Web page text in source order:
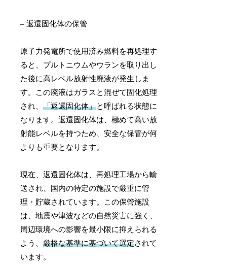
– 返還固化体の保管
原子力発電所で使用済み燃料を再処理す
ると、プルトニウムやウランを取り出し
た後に高レベル放射性廃液が発生しま
す。この廃液はガラスと混ぜて固化処理
され、「返還固化体」と呼ばれる状態に
なります。返還固化体は、極めて高い放
射能レベルを持つため、安全な保管が何
よりも重要となります。
現在、返還固化体は、再処理工場から輸
送され、国内の特定の施設で厳重に管
理・貯蔵されています。この保管施設
は、地震や津波などの自然災害に強く、
周辺環境への影響を最小限に抑えられる
よう、厳格な基準に基づいて選定されて
います。